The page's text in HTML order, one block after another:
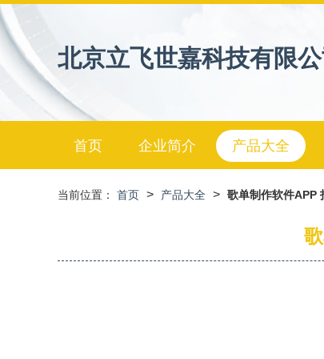
北京立飞世嘉科技有限公
首页 企业简介 产品大全
当前位置： 首页 > 产品大全 > 歌单制作软件APP